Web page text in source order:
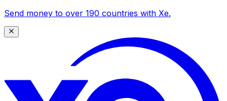
Send money to over 190 countries with Xe.